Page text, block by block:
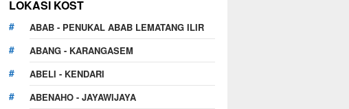
LOKASI KOST
ABAB - PENUKAL ABAB LEMATANG ILIR
ABANG - KARANGASEM
ABELI - KENDARI
ABENAHO - JAYAWIJAYA